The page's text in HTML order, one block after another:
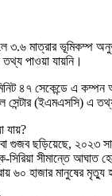
৩.৬ মাত্রার ভূমিকম্প
পাওয়া যায়নি।
৪৭ সেকেন্ডে এ
সেন্টার (ইএমএসসি) এ
যায়?
গুজব ছড়িয়েছে, ২০২৩
সীমান্তে আঘাত
৬০ হাজার মানুষের মৃত্যু